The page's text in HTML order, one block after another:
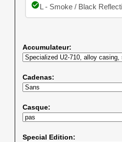
check_circle L - Smoke / Black
Accumulateur:
Cadenas:
Casque:
Special Edition: